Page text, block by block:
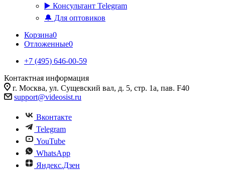
▶️ Консультант Telegram
🔔 Для оптовиков
Корзина0
Отложенные0
+7 (495) 646-00-59
Контактная информация
г. Москва, ул. Сущевский вал, д. 5, стр. 1а, пав. F40
support@videosist.ru
Вконтакте
Telegram
YouTube
WhatsApp
Яндекс.Дзен